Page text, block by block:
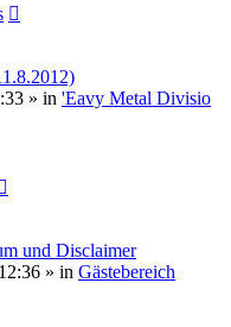
» in 'Eavy Metal Divisio
und Disclaimer
» in Gästebereich